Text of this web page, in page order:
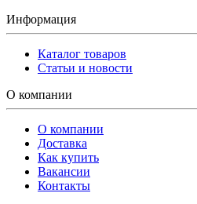
Информация
Каталог товаров
Статьи и новости
О компании
О компании
Доставка
Как купить
Вакансии
Контакты